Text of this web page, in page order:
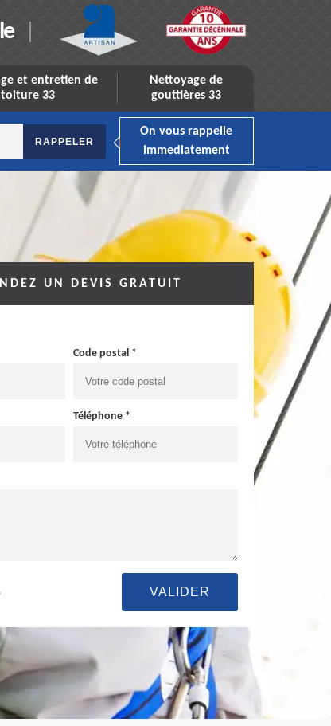
et entretien de
toiture 33
Nettoyage de
gouttières 33
On vous rappelle
immediatement
UN DEVIS GRATUIT
Code postal *
Téléphone *